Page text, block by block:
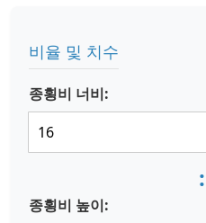
비율 및 치수
종횡비 너비:
:
종횡비 높이: